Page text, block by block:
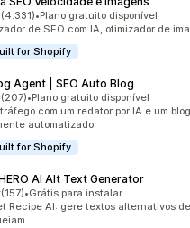
5 estrelas
(4.331) ao todo
•Plano gratuito disponível
de SEO com IA, otimizador de
for Shopify
Agent | SEO Auto Blog
5 estrelas
(207) ao todo
•Plano gratuito disponível
com um redator por IA e um
automatizado
for Shopify
AI Alt Text Generator
5 estrelas
(157) ao todo
•Grátis para instalar
Recipe AI: gere textos alternativos